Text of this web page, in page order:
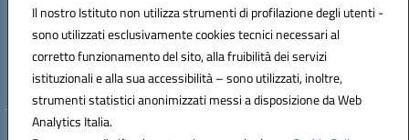
Il nostro Istituto non utilizza strumenti di profilazione degli utenti -
sono utilizzati esclusivamente cookies tecnici necessari al
corretto funzionamento del sito, alla fruibilità dei servizi
istituzionali e alla sua accessibilità – sono utilizzati, inoltre,
strumenti statistici anonimizzati messi a disposizione da Web
Analytics Italia.
Codice fiscale: 92032760875
Codice meccanografico:CTMM151004
Codice Indice delle Pubbliche Amministrazioni (IPA): cpiacd
Codice unico di fatturazione (CUF): UF783Q
Hosting & Powered by 3D Solution S.r.l.